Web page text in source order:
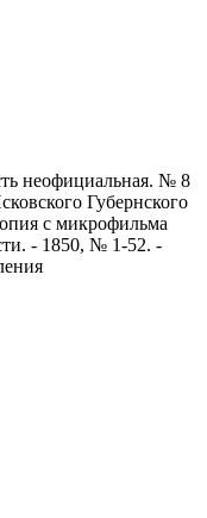
неофициальная. № 8
Губернского
с микрофильма
- 1850, № 1-52. -